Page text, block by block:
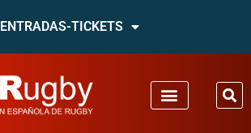
ENTRADAS-TICKETS